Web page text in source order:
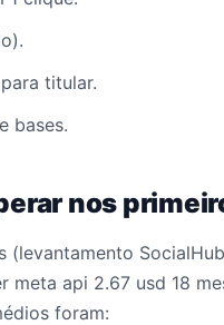
titular.
bases.
nos
(levantamento
meta api 2.67 usd 18
foram: